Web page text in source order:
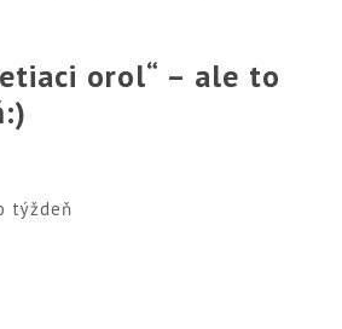
orol“ – ale to
týždeň